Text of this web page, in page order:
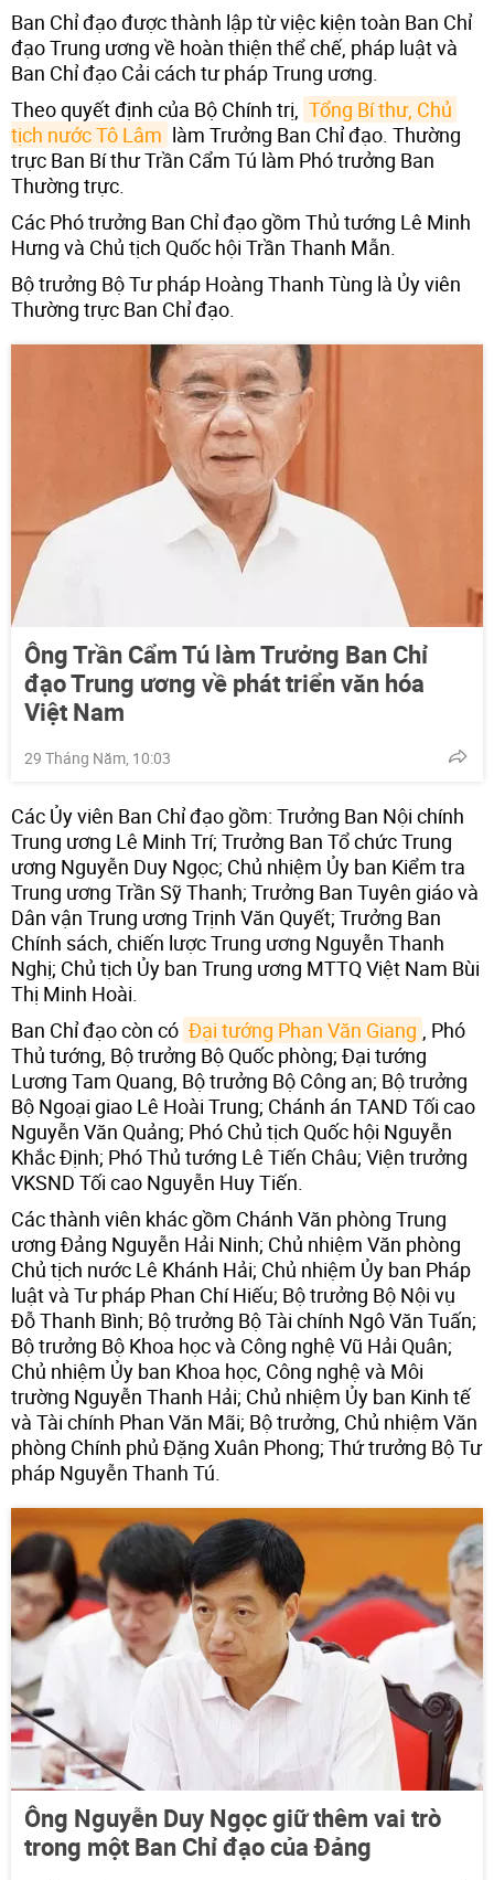
Ban Chỉ đạo được thành lập từ việc kiện toàn Ban Chỉ
đạo Trung ương về hoàn thiện thể chế, pháp luật và
Ban Chỉ đạo Cải cách tư pháp Trung ương.
Theo quyết định của Bộ Chính trị, Tổng Bí thư, Chủ
tịch nước Tô Lâm làm Trưởng Ban Chỉ đạo. Thường
trực Ban Bí thư Trần Cẩm Tú làm Phó trưởng Ban
Thường trực.
Các Phó trưởng Ban Chỉ đạo gồm Thủ tướng Lê Minh
Hưng và Chủ tịch Quốc hội Trần Thanh Mẫn.
Bộ trưởng Bộ Tư pháp Hoàng Thanh Tùng là Ủy viên
Thường trực Ban Chỉ đạo.
Ông Trần Cẩm Tú làm Trưởng Ban Chỉ
đạo Trung ương về phát triển văn hóa
Việt Nam
29 Tháng Năm, 10:03
Các Ủy viên Ban Chỉ đạo gồm: Trưởng Ban Nội chính
Trung ương Lê Minh Trí; Trưởng Ban Tổ chức Trung
ương Nguyễn Duy Ngọc; Chủ nhiệm Ủy ban Kiểm tra
Trung ương Trần Sỹ Thanh; Trưởng Ban Tuyên giáo và
Dân vận Trung ương Trịnh Văn Quyết; Trưởng Ban
Chính sách, chiến lược Trung ương Nguyễn Thanh
Nghị; Chủ tịch Ủy ban Trung ương MTTQ Việt Nam Bùi
Thị Minh Hoài.
Ban Chỉ đạo còn có Đại tướng Phan Văn Giang
, Phó
Thủ tướng, Bộ trưởng Bộ Quốc phòng; Đại tướng
Lương Tam Quang, Bộ trưởng Bộ Công an; Bộ trưởng
Bộ Ngoại giao Lê Hoài Trung; Chánh án TAND Tối cao
Nguyễn Văn Quảng; Phó Chủ tịch Quốc hội Nguyễn
Khắc Định; Phó Thủ tướng Lê Tiến Châu; Viện trưởng
VKSND Tối cao Nguyễn Huy Tiến.
Các thành viên khác gồm Chánh Văn phòng Trung
ương Đảng Nguyễn Hải Ninh; Chủ nhiệm Văn phòng
Chủ tịch nước Lê Khánh Hải; Chủ nhiệm Ủy ban Pháp
luật và Tư pháp Phan Chí Hiếu; Bộ trưởng Bộ Nội vụ
Đỗ Thanh Bình; Bộ trưởng Bộ Tài chính Ngô Văn Tuấn;
Bộ trưởng Bộ Khoa học và Công nghệ Vũ Hải Quân;
Chủ nhiệm Ủy ban Khoa học, Công nghệ và Môi
trường Nguyễn Thanh Hải; Chủ nhiệm Ủy ban Kinh tế
và Tài chính Phan Văn Mãi; Bộ trưởng, Chủ nhiệm Văn
phòng Chính phủ Đặng Xuân Phong; Thứ trưởng Bộ Tư
pháp Nguyễn Thanh Tú.
Ông Nguyễn Duy Ngọc giữ thêm vai trò
trong một Ban Chỉ đạo của Đảng